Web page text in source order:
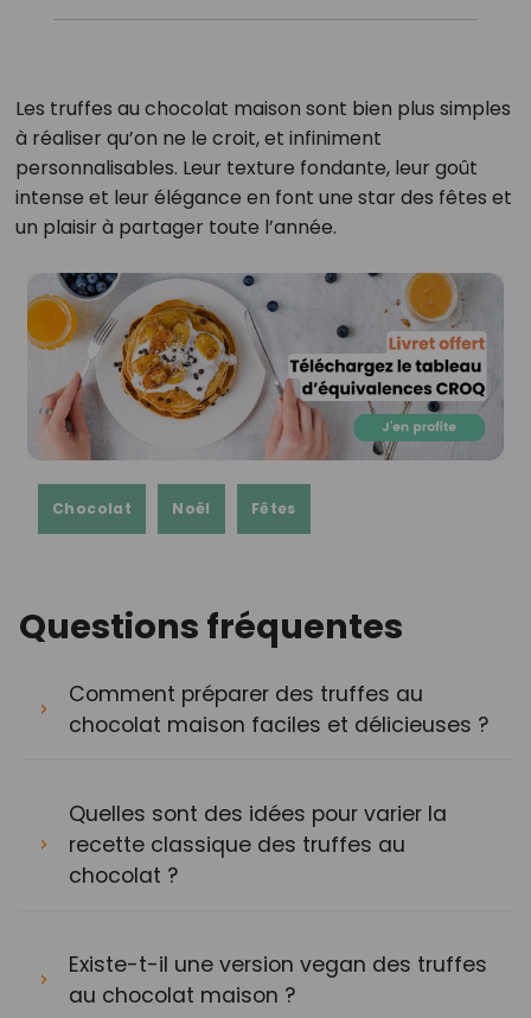
Les truffes au chocolat maison sont bien plus simples
à réaliser qu’on ne le croit, et infiniment
personnalisables. Leur texture fondante, leur goût
intense et leur élégance en font une star des fêtes et
un plaisir à partager toute l’année.
Chocolat Noël Fêtes
Questions fréquentes
Comment préparer des truffes au
chocolat maison faciles et délicieuses ?
Quelles sont des idées pour varier la
recette classique des truffes au
chocolat ?
Existe-t-il une version vegan des truffes
au chocolat maison ?